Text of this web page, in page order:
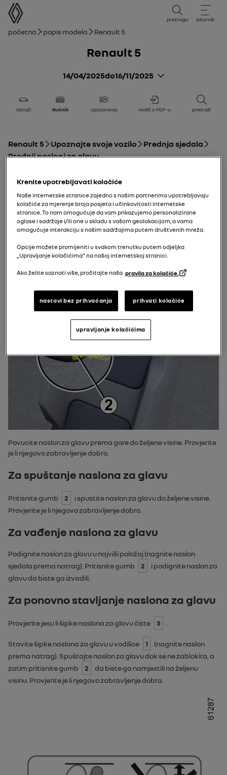
korisnički priručnik
pretraga izbornik
mrvice
Početna Popis modela Renault 5
Renault 5
14/04/2025do16/11/2025
Istraži Ručnik Upozorenja vodič u PDF-u pretraži
Renault 5 Upoznajte svoje vozilo
Prednja sjedala
Prednji nasloni za glavu
Dodaj u favorite
Dijeli
Za vađenje naslona za glavu
Povucite naslon za glavu prema gore do željene visine. Provjerite
je li njegovo zabravljenje dobro.
Za spuštanje naslona za glavu
Pritisnite gumb 2
i spustite naslon za glavu do željene visine.
Provjerite je li njegovo zabravljenje dobro.
Za vađenje naslona za glavu
Podignite naslon za glavu u najviši položaj (nagnite naslon
sjedala prema natrag). Pritisnite gumb
2
i podignite naslon za
glavu da biste ga izvadili.
Za ponovno stavljanje naslona za glavu
Provjerite jesu li šipke naslona za glavu čiste 3
Stavite šipke naslona za glavu u vodilice 1
(nagnite naslon
prema natrag). Spuštajte naslon za glavu dok se ne zablokira, a
zatim pritisnite gumb
2
da biste ga namjestili na željenu
visinu. Provjerite je li njegovo zabravljenje dobro.
Krenite upotrebljavati kolačiće
Naše internetske stranice zajedno s našim partnerima upotrebljavaju
kolačiće za mjerenje broja posjeta i učinkovitosti internetske
stranice. To nam omogućuje da vam prikazujemo personalizirane
oglase i sadržaje i/ili one u skladu s vašom geolokacijom, a vama
omogućuje interakciju s našim sadržajima putem društvenih mreža.
Opcije možete promijeniti u svakom trenutku putem odjeljka
„Upravljanje kolačićima” na našoj internetskoj stranici.
Ako želite saznati više, pročitajte naša pravila za kolačiće.
nastavi bez prihvaćanja prihvati kolačiće
upravljanje kolačićima